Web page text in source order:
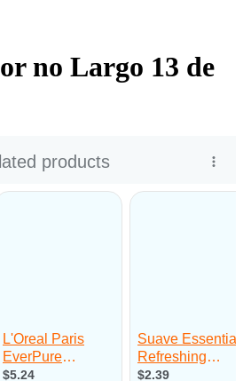
no Largo 13 de